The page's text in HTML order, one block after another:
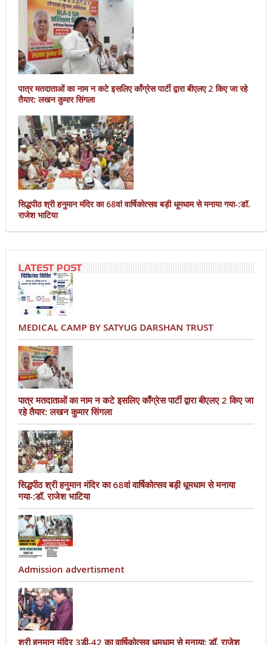
पात्र मतदाताओं का नाम न कटे इसलिए काँग्रेस पार्टी द्वारा बीएलए 2 किए जा रहे
तैयार: लखन कुमार सिंगला
सिद्धपीठ श्री हनुमान मंदिर का 68वां वार्षिकोत्सव बड़ी धूमधाम से मनाया गया-:डॉ.
राजेश भाटिया
LATEST POST
MEDICAL CAMP BY SATYUG DARSHAN TRUST
पात्र मतदाताओं का नाम न कटे इसलिए काँग्रेस पार्टी द्वारा बीएलए 2 किए जा
रहे तैयार: लखन कुमार सिंगला
सिद्धपीठ श्री हनुमान मंदिर का 68वां वार्षिकोत्सव बड़ी धूमधाम से मनाया
गया-:डॉ. राजेश भाटिया
Admission advertisment
श्री हनुमान मंदिर 3डी-42 का वार्षिकोत्सव धूमधाम से मनाया: डॉ. राजेश